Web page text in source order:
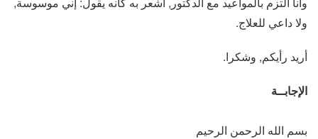
ولا داعي للعلاج.
أريد رأيكم, وشكرا.
الإجابــة
بسم الله الرحمن الرحيم